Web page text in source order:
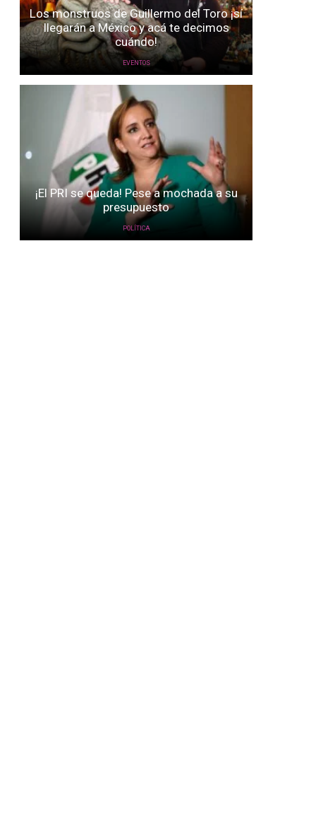
Los monstruos de Guillermo del Toro ¡sí
llegarán a México y acá te decimos
cuándo!
EVENTOS
¡El PRI se queda! Pese a mochada a su
presupuesto
POLÍTICA